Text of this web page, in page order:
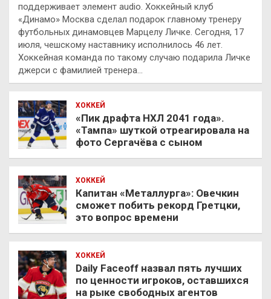
поддерживает элемент audio. Хоккейный клуб
«Динамо» Москва сделал подарок главному тренеру
футбольных динамовцев Марцелу Личке. Сегодня, 17
июля, чешскому наставнику исполнилось 46 лет.
Хоккейная команда по такому случаю подарила Личке
джерси с фамилией тренера…
ХОККЕЙ
«Пик драфта НХЛ 2041 года».
«Тампа» шуткой отреагировала на
фото Сергачёва с сыном
ХОККЕЙ
Капитан «Металлурга»: Овечкин
сможет побить рекорд Гретцки,
это вопрос времени
ХОККЕЙ
Daily Faceoff назвал пять лучших
по ценности игроков, оставшихся
на рыке свободных агентов